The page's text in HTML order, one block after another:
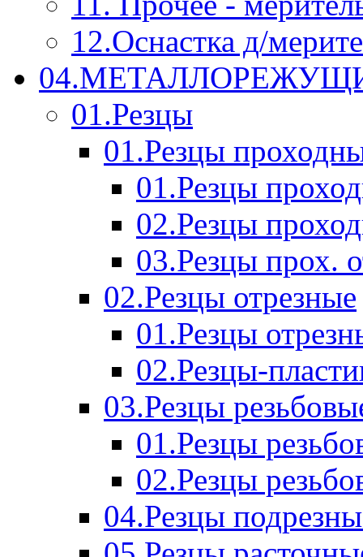
12.Оснастка д/
01.Резцы
01.Резцы
01.Резцы
02.Резцы
03.Резцы прох.
02.Резцы отрезные
01.Резцы
02.Резцы-
03.Резцы
01.Резцы
02.Резцы
04.Резцы